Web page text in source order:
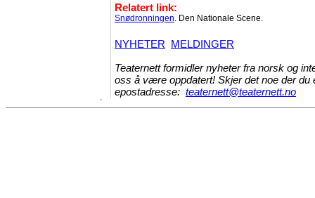
Relatert link:
Snødronningen . Den Nationale Scene.
NYHETER MELDINGER
Teaternett formidler nyheter fra norsk og
oss å være oppdatert! Skjer det noe der du
epostadresse: teaternett@teaternett.no